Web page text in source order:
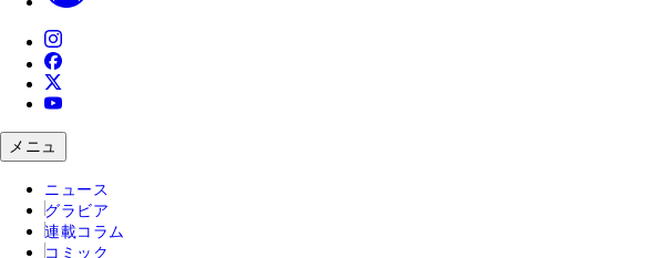
メニュ
ニュース
グラビア
連載コラム
コミック